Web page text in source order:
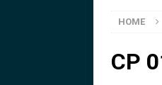
HOME
CP